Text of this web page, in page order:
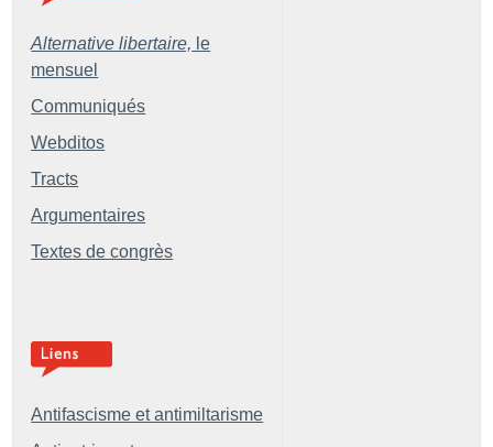
Alternative libertaire, le
mensuel
Communiqués
Webditos
Tracts
Argumentaires
Textes de congrès
Antifascisme et antimiltarisme